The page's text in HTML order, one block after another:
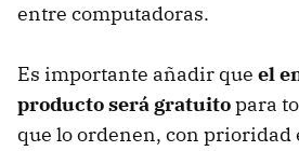
entre computadoras.
Es importante añadir que el
producto será gratuitopara
que lo ordenen, con prioridad